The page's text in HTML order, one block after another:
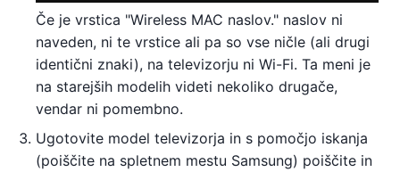
Če je vrstica "Wireless MAC naslov." naslov ni
naveden, ni te vrstice ali pa so vse ničle (ali drugi
identični znaki), na televizorju ni Wi-Fi. Ta meni je
na starejših modelih videti nekoliko drugače,
vendar ni pomembno.
Ugotovite model televizorja in s pomočjo iskanja
(poiščite na spletnem mestu Samsung) poiščite in